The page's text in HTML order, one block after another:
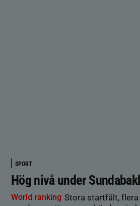
SPORT
Hög nivå under
World ranking Stora startfält,